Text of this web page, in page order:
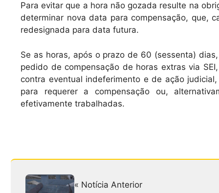
Para evitar que a hora não gozada resulte na
determinar nova data para compensação, que,
redesignada para data futura.
Se as horas, após o prazo de 60 (sessenta)
pedido de compensação de horas extras via
contra eventual indeferimento e de ação
para requerer a compensação ou,
efetivamente trabalhadas.
« Notícia Anterior